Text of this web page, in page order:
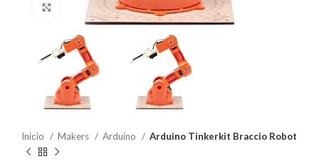
Click to enlarge
Inicio Makers Arduino Arduino Tinkerkit Braccio Robot